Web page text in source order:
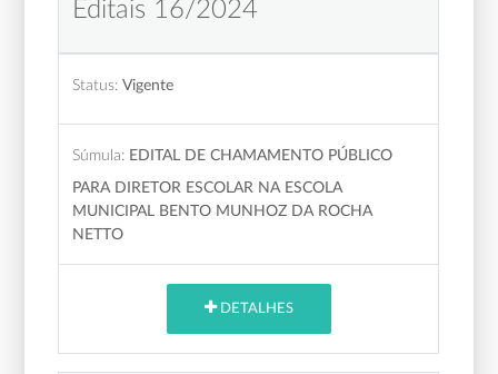
Editais 16/2024
Status: Vigente
Súmula: EDITAL DE CHAMAMENTO PÚBLICO
PARA DIRETOR ESCOLAR NA ESCOLA
MUNICIPAL BENTO MUNHOZ DA ROCHA
NETTO
DETALHES